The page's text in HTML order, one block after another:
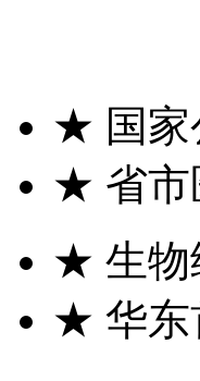
★ 国
★ 省
★ 生
★ 华